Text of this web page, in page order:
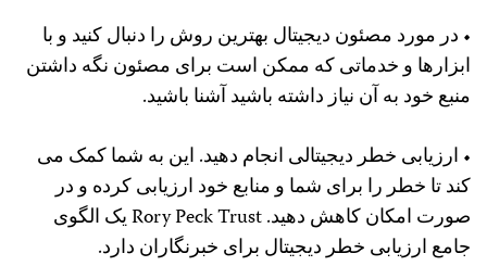
• در مورد مصئون دیجیتال بهترین روش را دنبال کنید و با
ابزارها و خدماتی که ممکن است برای مصئون نگه داشتن
منبع خود به آن نیاز داشته باشید آشنا باشید.
• ارزیابی خطر دیجیتالی انجام دهید. این به شما کمک می
کند تا خطر را برای شما و منابع خود ارزیابی کرده و در
صورت امکان کاهش دهید. Rory Peck Trust یک الگوی
جامع ارزیابی خطر دیجیتال برای خبرنگاران دارد.